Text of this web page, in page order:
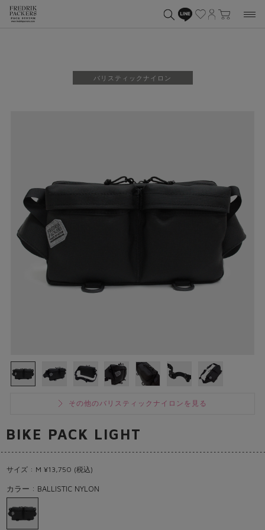
バリスティックナイロン
その他のバリスティックナイロンを見る
BIKE PACK LIGHT
サイズ : M ¥13,750 (税込)
カラー : BALLISTIC NYLON